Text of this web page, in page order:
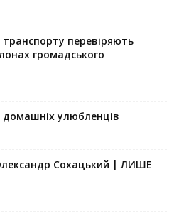
перевіряють
громадського
домашніх улюбленців
Сохацький | ЛИШЕ